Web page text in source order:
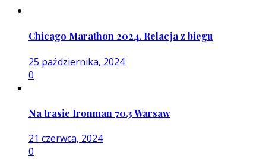
Chicago Marathon 2024. Relacja z biegu
25 października, 2024
0
Na trasie Ironman 70.3 Warsaw
21 czerwca, 2024
0